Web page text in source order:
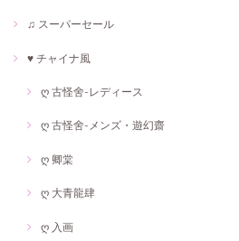
♫ スーパーセール
♥ チャイナ風
ღ 古怪舍-レディース
ღ 古怪舍-メンズ・遊幻齋
ღ 卿棠
ღ 大青龍肆
ღ 入画